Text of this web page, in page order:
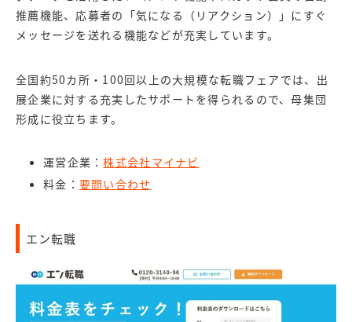
推薦機能、応募者の「気になる（リアクション）」にすぐ
メッセージを送れる機能などが充実しています。
全国約50カ所・100回以上の大規模な転職フェアでは、出
展企業に対する充実したサポートを得られるので、母集団
形成に役立ちます。
運営企業：株式会社マイナビ
料金： 要問い合わせ
エン転職